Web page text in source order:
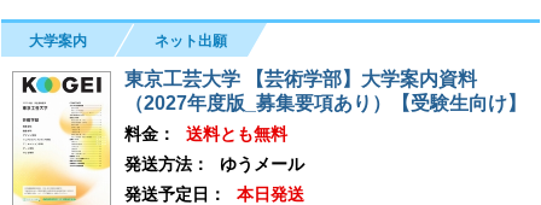
大学案内 ネット出願
東京工芸大学 【芸術学部】大学案内資料
（2027年度版_募集要項あり）【受験生向け】
料金：
送料とも無料
発送方法：
ゆうメール
発送予定日：
本日発送